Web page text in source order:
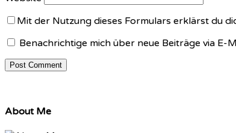
Mit der Nutzung dieses Formulars erklärst du
Benachrichtige mich über neue Beiträge via E-
About Me